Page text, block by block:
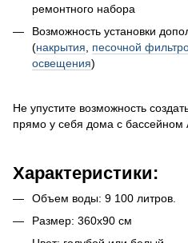
ремонтного набора
Возможность установки
(накрытия, песочной
освещения)
Не упустите возможность
прямо у себя дома с бассейном
Характеристики:
Объем воды: 9 100 литров.
Размер: 360x90 см